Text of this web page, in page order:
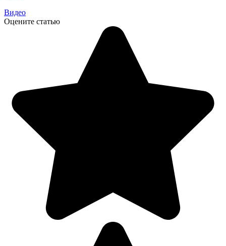
Видео
Оцените статью